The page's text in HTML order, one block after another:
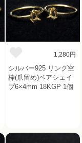
1,280円
シルバー925 リング空
枠(爪留め)ペアシェイ
プ6×4mm 18KGP 1個